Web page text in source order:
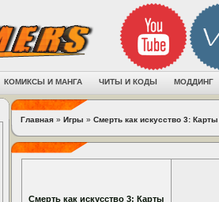
КОМИКСЫ И МАНГА ЧИТЫ И КОДЫ МОДДИНГ
Главная » Игры » Смерть как искусство 3:
Смерть как искусство 3: Карты